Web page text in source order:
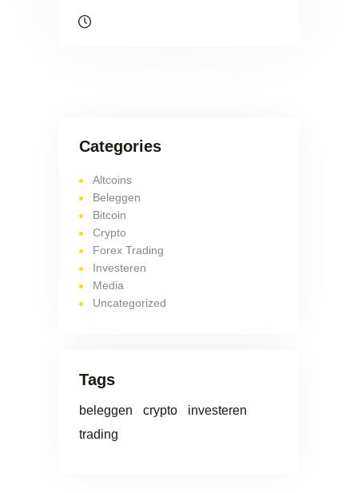
Categories
Altcoins
Beleggen
Bitcoin
Crypto
Forex Trading
Investeren
Media
Uncategorized
Tags
beleggen crypto
investeren
trading